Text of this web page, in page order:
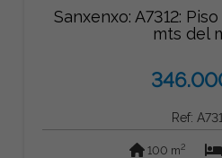
Sanxenxo: A7312:
mts del
Ref:
100 m2